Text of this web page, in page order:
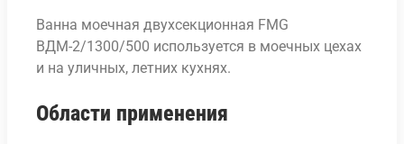
Ванна моечная двухсекционная FMG
ВДМ-2/1300/500 используется в моечных цехах
и на уличных, летних кухнях.
Области применения